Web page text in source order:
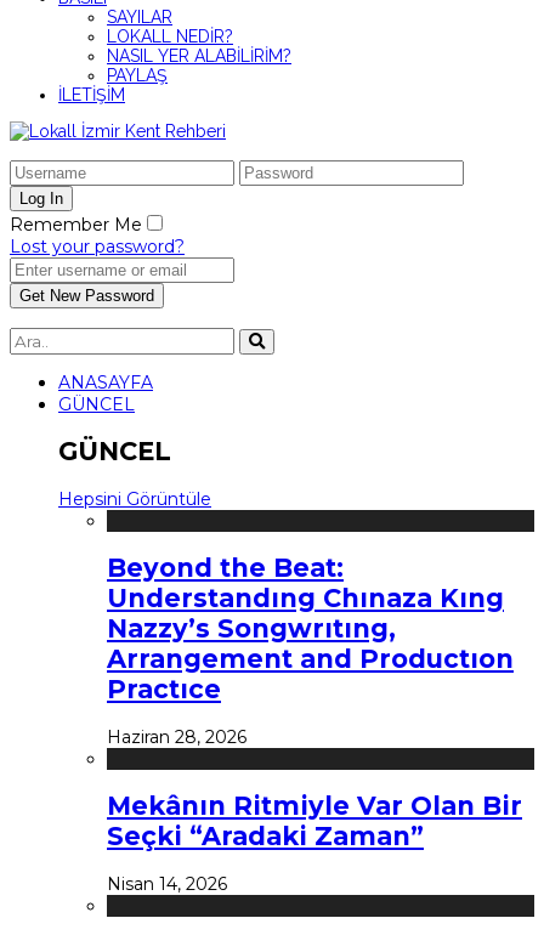
SAYILAR
LOKALL NEDİR?
NASIL YER ALABİLİRİM?
PAYLAŞ
İLETİŞİM
Remember Me
Lost your password?
ANASAYFA
GÜNCEL
GÜNCEL
Hepsini Görüntüle
Beyond the Beat:
Understandıng Chınaza Kıng
Nazzy’s Songwrıtıng,
Arrangement and Productıon
Practıce
Haziran 28, 2026
Mekânın Ritmiyle Var Olan Bir
Seçki “Aradaki Zaman”
Nisan 14, 2026